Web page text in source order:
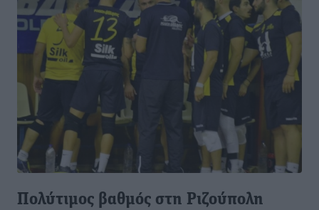
Πολύτιμος βαθμός στη Ριζούπολη